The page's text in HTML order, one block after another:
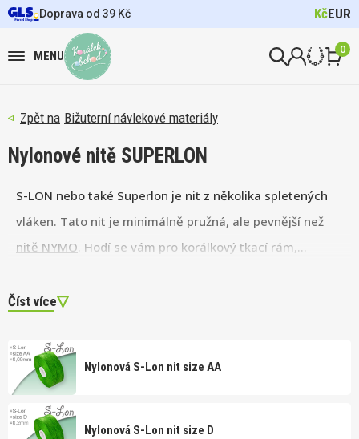
Doprava od 39 Kč KčEUR
MENU 0
Bižuterní návlekové materiály
Nylonové nitě SUPERLON
S-LON nebo také Superlon je nit z několika spletených
vláken. Tato nit je minimálně pružná, ale pevnější než
nitě NYMO. Hodí se vám pro korálkový tkací rám,
odolnosti ji využijete na navlékání
Číst více
Nylonová S-Lon nit size AA
Nylonová S-Lon nit size D